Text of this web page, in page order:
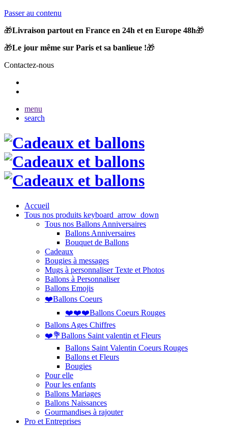
Passer au contenu
🎁Livraison partout en France en 24h et en Europe 48h🎁
🎁Le jour même sur Paris et sa banlieue !🎁
Contactez-nous
menu
search
Accueil
Tous nos produits keyboard_arrow_down
Tous nos Ballons Anniversaires
Ballons Anniversaires
Bouquet de Ballons
Cadeaux
Bougies à messages
Mugs à personnaliser Texte et Photos
Ballons à Personnaliser
Ballons Emojis
❤️Ballons Coeurs
❤️❤️❤️Ballons Coeurs Rouges
Ballons Ages Chiffres
❤️💐Ballons Saint valentin et Fleurs
Ballons Saint Valentin Coeurs Rouges
Ballons et Fleurs
Bougies
Pour elle
Pour les enfants
Ballons Mariages
Ballons Naissances
Gourmandises à rajouter
Pro et Entreprises